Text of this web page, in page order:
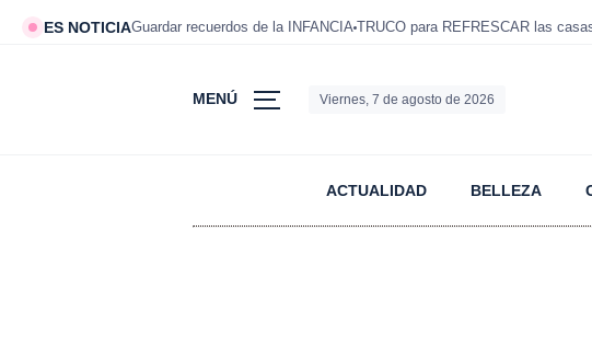
ES NOTICIAGuardar recuerdos de la INFANCIA TRUCO para REFRESCAR las
MENÚ Viernes, 7 de agosto de 2026
ACTUALIDAD BELLEZA